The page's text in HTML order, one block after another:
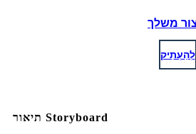
לְהַעְתִיק
תיאור Storyboard